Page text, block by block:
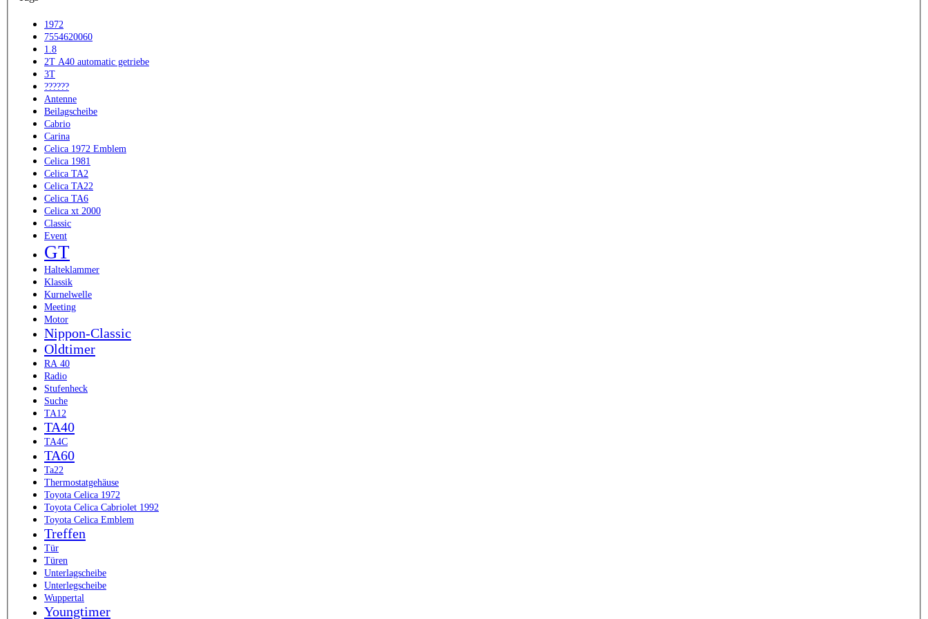
1972
7554620060
1.8
2T A40 automatic getriebe
3T
??????
Antenne
Beilagscheibe
Cabrio
Carina
Celica 1972 Emblem
Celica 1981
Celica TA2
Celica TA22
Celica TA6
Celica xt 2000
Classic
Event
GT
Halteklammer
Klassik
Kurnelwelle
Meeting
Motor
Nippon-Classic
Oldtimer
RA 40
Radio
Stufenheck
Suche
TA12
TA40
TA4C
TA60
Ta22
Thermostatgehäuse
Toyota Celica 1972
Toyota Celica Cabriolet 1992
Toyota Celica Emblem
Treffen
Tür
Türen
Unterlagscheibe
Unterlegscheibe
Wuppertal
Youngtimer